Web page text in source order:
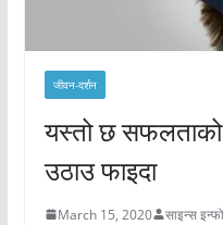
जीवन-दर्शन
यस्तो छ
उठाउ फाइदा
March 15, 2020 साइन्स